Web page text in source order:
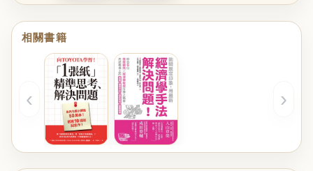
相關書籍
‹ ›